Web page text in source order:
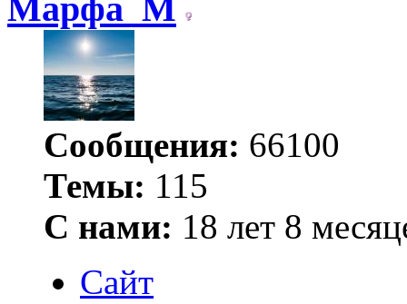
Марфа_М
Сообщения: 66100
Темы: 115
С нами: 18 лет 8
Сайт